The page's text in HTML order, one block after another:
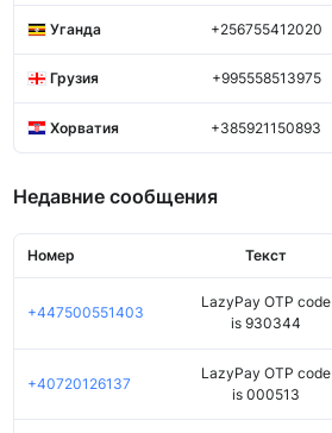
Уганда +256755412020
Грузия +995558513975
Хорватия +385921150893
Недавние сообщения
Номер Текст
+447500551403
LazyPay OTP code
is 930344
+40720126137
LazyPay OTP code
is 000513